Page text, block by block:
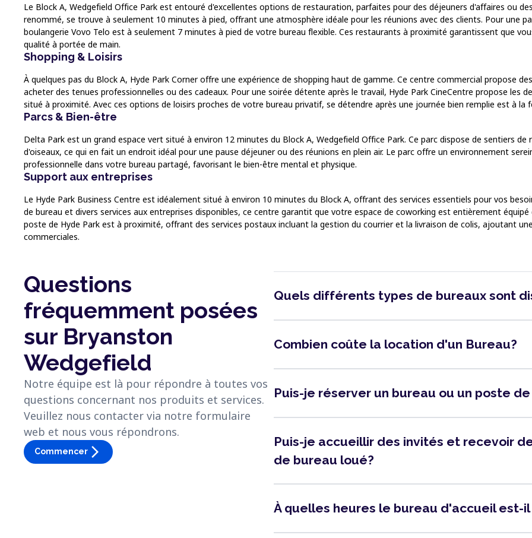
Le Block A, Wedgefield Office Park est entouré d'excellentes options de restauration, parfaites pour des déjeuners d'affaires ou
renommé, se trouve à seulement 10 minutes à pied, offrant une atmosphère idéale pour les réunions avec des clients. Pour une
boulangerie Vovo Telo est à seulement 7 minutes à pied de votre bureau flexible. Ces restaurants à proximité garantissent que
qualité à portée de main.
Shopping & Loisirs
À quelques pas du Block A, Hyde Park Corner offre une expérience de shopping haut de gamme. Ce centre commercial propose
acheter des tenues professionnelles ou des cadeaux. Pour une soirée détente après le travail, Hyde Park CineCentre propose les
situé à proximité. Avec ces options de loisirs proches de votre bureau privatif, se détendre après une journée bien remplie est à la
Parcs & Bien-être
Delta Park est un grand espace vert situé à environ 12 minutes du Block A, Wedgefield Office Park. Ce parc dispose de sentiers
d'oiseaux, ce qui en fait un endroit idéal pour une pause déjeuner ou des réunions en plein air. Le parc offre un environnement
professionnelle dans votre bureau partagé, favorisant le bien-être mental et physique.
Support aux entreprises
Le Hyde Park Business Centre est idéalement situé à environ 10 minutes du Block A, offrant des services essentiels pour vos
de bureau et divers services aux entreprises disponibles, ce centre garantit que votre espace de coworking est entièrement
poste de Hyde Park est à proximité, offrant des services postaux incluant la gestion du courrier et la livraison de colis, ajoutant
commerciales.
Questions
fréquemment posées
sur Bryanston
Wedgefield
Notre équipe est là pour répondre à toutes vos
questions concernant nos produits et services.
Veuillez nous contacter via notre formulaire
web et nous vous répondrons.
Commencer arrow_forward_ios
Quels différents types de bureaux sont
Combien coûte la location d'un Bureau?
Puis-je réserver un bureau ou un poste
Puis-je accueillir des invités et recevoir
de bureau loué?
À quelles heures le bureau d'accueil est-